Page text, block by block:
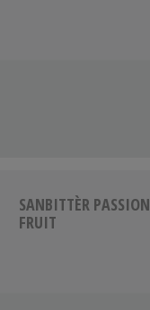
SANBITTÈR PASSION
FRUIT